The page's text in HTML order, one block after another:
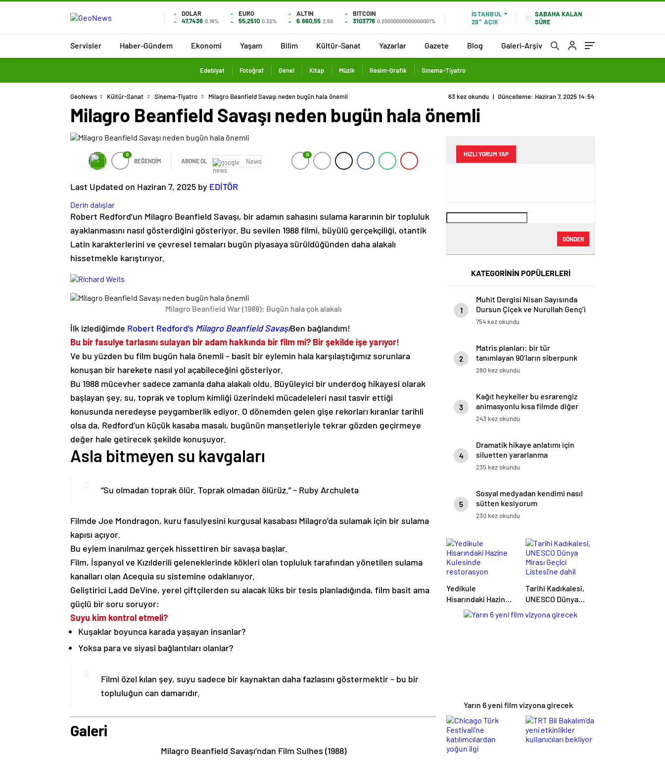
DOLAR
47,7436 0.18%
EURO
55,2510 0.32%
ALTIN
6.660,55 2,59
BITCOIN
3103778 0.20000000000000001%
İSTANBUL
29° AÇIK
SABAHA KALAN
SÜRE
Servisler Haber-Gündem Ekonomi Yaşam Bilim Kültür-Sanat Yazarlar Gazete Blog Galeri-Arşiv
Edebiyat Fotoğraf Genel Kitap Müzik Resim-Grafik Sinema-Tiyatro
GeoNews Kültür-Sanat Sinema-Tiyatro Milagro Beanfield Savaşı neden bugün hala önemli 63 kez okundu | Güncelleme: Haziran 7, 2025 14:54
Milagro Beanfield Savaşı neden bugün hala önemli
0
BEĞENDİM ABONE OL News
0
Last Updated on Haziran 7, 2025 by EDİTÖR
Derin dalışlar
Robert Redford’un Milagro Beanfield Savaşı, bir adamın sahasını sulama kararının bir topluluk
ayaklanmasını nasıl gösterdiğini gösteriyor. Bu sevilen 1988 filmi, büyülü gerçekçiliği, otantik
Latin karakterlerini ve çevresel temaları bugün piyasaya sürüldüğünden daha alakalı
hissetmekle karıştırıyor.
Milagro Beanfield War (1988): Bugün hala çok alakalı
İlk izlediğimde Robert Redford’s Milagro Beanfield SavaşıBen bağlandım!
Bu bir fasulye tarlasını sulayan bir adam hakkında bir film mi? Bir şekilde işe yarıyor!
Ve bu yüzden bu film bugün hala önemli – basit bir eylemin hala karşılaştığımız sorunlara
konuşan bir harekete nasıl yol açabileceğini gösteriyor.
Bu 1988 mücevher sadece zamanla daha alakalı oldu. Büyüleyici bir underdog hikayesi olarak
başlayan şey, su, toprak ve toplum kimliği üzerindeki mücadeleleri nasıl tasvir ettiği
konusunda neredeyse peygamberlik ediyor. O dönemden gelen gişe rekorları kıranlar tarihli
olsa da, Redford’un küçük kasaba masalı, bugünün manşetleriyle tekrar gözden geçirmeye
değer hale getirecek şekilde konuşuyor.
Asla bitmeyen su kavgaları
“Su olmadan toprak ölür. Toprak olmadan ölürüz.” – Ruby Archuleta
Filmde Joe Mondragon, kuru fasulyesini kurgusal kasabası Milagro’da sulamak için bir sulama
kapısı açıyor.
Bu eylem inanılmaz gerçek hissettiren bir savaşa başlar.
Film, İspanyol ve Kızılderili geleneklerinde kökleri olan topluluk tarafından yönetilen sulama
kanalları olan Acequia su sistemine odaklanıyor.
Geliştirici Ladd DeVine, yerel çiftçilerden su alacak lüks bir tesis planladığında, film basit ama
güçlü bir soru soruyor:
Suyu kim kontrol etmeli?
Kuşaklar boyunca karada yaşayan insanlar?
Yoksa para ve siyasi bağlantıları olanlar?
Filmi özel kılan şey, suyu sadece bir kaynaktan daha fazlasını göstermektir – bu bir
topluluğun can damarıdır.
Galeri
Milagro Beanfield Savaşı’ndan Film Sulhes (1988)
HIZLI YORUM YAP
GÖNDER
KATEGORİNİN POPÜLERLERİ
1
Muhit Dergisi Nisan Sayısında
Dursun Çiçek ve Nurullah Gençʼi
Kapağa Taşıyor (Mayıs, 2025) –
754 kez okundu
2
Matris planları: bir tür
tanımlayan 90’ların siberpunk
filmleri
280 kez okundu
3
Kağıt heykeller bu esrarengiz
animasyonlu kısa filmde diğer
dünya olaylarıyla karşılaşır
243 kez okundu
4
Dramatik hikaye anlatımı için
siluetten yararlanma
235 kez okundu
5
Sosyal medyadan kendimi nasıl
sütten kesiyorum
230 kez okundu
Yedikule
Hisarındaki Hazine
Kulesinde
restorasyon
Tarihi Kadıkalesi,
UNESCO Dünya
Mirası Geçici
Listesi'ne dahil
Yarın 6 yeni film vizyona girecek